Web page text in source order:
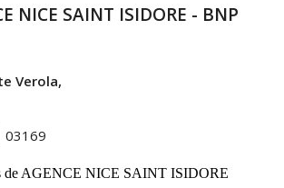
NICE SAINT ISIDORE - BNP
Verola,
03169